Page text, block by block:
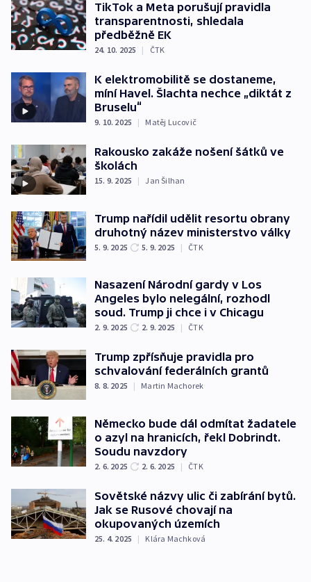
TikTok a Meta porušují pravidla
transparentnosti, shledala
předběžně EK
24. 10. 2025 | ČTK
K elektromobilitě se dostaneme,
míní Havel. Šlachta nechce „diktát z
Bruselu“
9. 10. 2025 | Matěj Lucovič
Rakousko zakáže nošení šátků ve
školách
15. 9. 2025 | Jan Šilhan
Trump nařídil udělit resortu obrany
druhotný název ministerstvo války
5. 9. 2025 5. 9. 2025 | ČTK
Nasazení Národní gardy v Los
Angeles bylo nelegální, rozhodl
soud. Trump ji chce i v Chicagu
2. 9. 2025 2. 9. 2025 | ČTK
Trump zpřísňuje pravidla pro
schvalování federálních grantů
8. 8. 2025 | Martin Machorek
Německo bude dál odmítat žadatele
o azyl na hranicích, řekl Dobrindt.
Soudu navzdory
2. 6. 2025 2. 6. 2025 | ČTK
Sovětské názvy ulic či zabírání bytů.
Jak se Rusové chovají na
okupovaných územích
25. 4. 2025 | Klára Machková